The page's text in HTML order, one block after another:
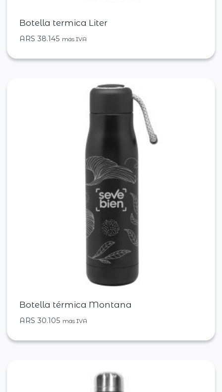
Botella termica Liter
ARS 38.145 más IVA
Botella térmica Montana
ARS 30.105 más IVA